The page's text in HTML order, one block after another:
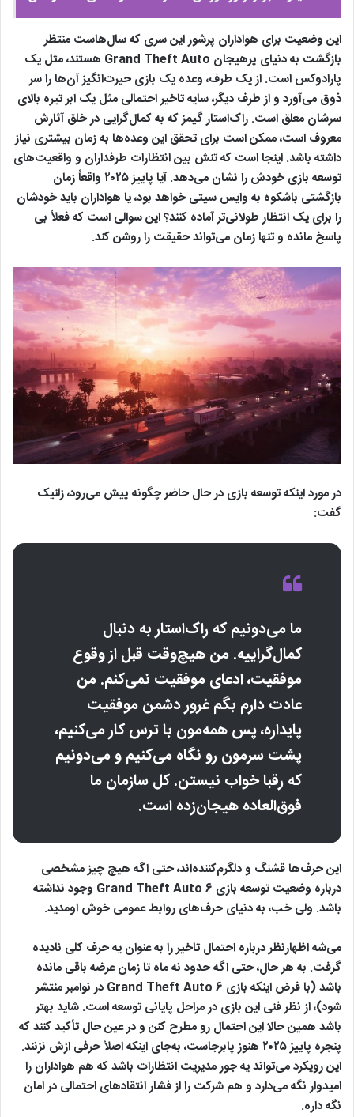
این وضعیت برای هواداران پرشور این سری که سال‌هاست منتظر
بازگشت به دنیای پرهیجان Grand Theft Auto هستند، مثل یک
پارادوکس است. از یک طرف، وعده یک بازی حیرت‌انگیز آن‌ها را سر
ذوق می‌آورد و از طرف دیگر، سایه تاخیر احتمالی مثل یک ابر تیره بالای
سرشان معلق است. راک‌استار گیمز که به کمال‌گرایی در خلق آثارش
معروف است، ممکن است برای تحقق این وعده‌ها به زمان بیشتری نیاز
داشته باشد. اینجا است که تنش بین انتظارات طرفداران و واقعیت‌های
توسعه بازی خودش را نشان می‌دهد. آیا پاییز ۲۰۲۵ واقعاً زمان
بازگشتی باشکوه به وایس سیتی خواهد بود، یا هواداران باید خودشان
را برای یک انتظار طولانی‌تر آماده کنند؟ این سوالی است که فعلاً بی‌
پاسخ مانده و تنها زمان می‌تواند حقیقت را روشن کند.
در مورد اینکه توسعه بازی در حال حاضر چگونه پیش می‌رود، زلنیک
گفت:
ما می‌دونیم که راک‌استار به دنبال
کمال‌گراییه. من هیچ‌وقت قبل از وقوع
موفقیت، ادعای موفقیت نمی‌کنم. من
عادت دارم بگم غرور دشمن موفقیت
پایداره، پس همه‌مون با ترس کار می‌کنیم،
پشت سرمون رو نگاه می‌کنیم و می‌دونیم
که رقبا خواب نیستن. کل سازمان ما
فوق‌العاده هیجان‌زده‌ است.
این حرف‌ها قشنگ و دلگرم‌کننده‌اند، حتی اگه هیچ چیز مشخصی
درباره وضعیت توسعه بازی Grand Theft Auto 6 وجود نداشته
باشد. ولی خب، به دنیای حرف‌های روابط عمومی خوش اومدید.
می‌شه اظهارنظر درباره احتمال تاخیر را به‌ عنوان یه حرف کلی نادیده
گرفت. به هر حال، حتی اگه حدود نه ماه تا زمان عرضه باقی مانده
باشد (با فرض اینکه بازی Grand Theft Auto 6 در نوامبر منتشر
شود)، از نظر فنی این بازی در مراحل پایانی توسعه‌ است. شاید بهتر
باشد همین حالا این احتمال رو مطرح کنن و در عین حال تأکید کنند که
پنجره پاییز ۲۰۲۵ هنوز پابرجاست، به‌جای اینکه اصلاً حرفی ازش نزنند.
این رویکرد می‌تواند یه جور مدیریت انتظارات باشد که هم هواداران را
امیدوار نگه می‌دارد و هم شرکت را از فشار انتقادهای احتمالی در امان
نگه داره.